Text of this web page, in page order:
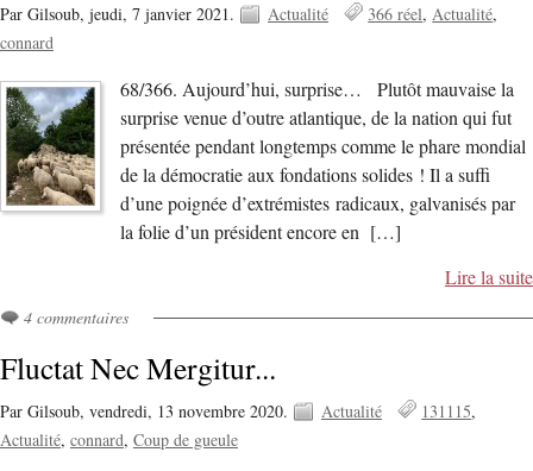
Par Gilsoub, jeudi, 7 janvier 2021. Actualité 366 réel Actualité
connard
68/366. Aujourd’hui, surprise… Plutôt mauvaise la
surprise venue d’outre atlantique, de la nation qui fut
présentée pendant longtemps comme le phare mondial
de la démocratie aux fondations solides ! Il a suffi
d’une poignée d’extrémistes radicaux, galvanisés par
la folie d’un président encore en […]
Lire la suite
4 commentaires
Fluctat Nec Mergitur...
Par Gilsoub, vendredi, 13 novembre 2020. Actualité
131115
Actualité connard Coup de gueule